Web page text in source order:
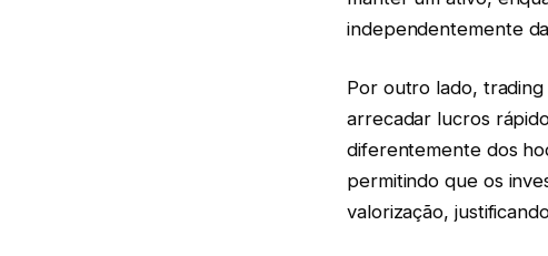
independentemente
Por outro lado,
arrecadar lucros
diferentemente dos
permitindo que os
valorização,